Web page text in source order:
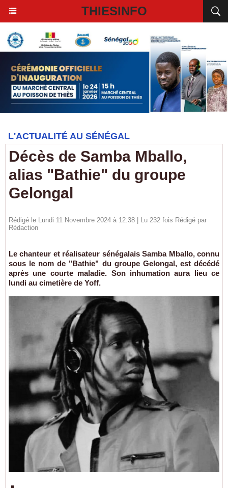
THIESINFO
L'ACTUALITÉ AU SÉNÉGAL
Décès de Samba Mballo,
alias "Bathie" du groupe
Gelongal
Rédigé le Lundi 11 Novembre 2024 à 12:38 | Lu 232 fois Rédigé par
Rédaction
Le chanteur et réalisateur sénégalais Samba Mballo, connu
sous le nom de "Bathie" du groupe Gelongal, est décédé
après une courte maladie. Son inhumation aura lieu ce
lundi au cimetière de Yoff.